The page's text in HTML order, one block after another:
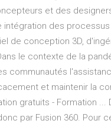
et des
intégration des
de conception 3D,
le contexte de la
communautés
et maintenir la
gratuits - Formation
par Fusion 360.